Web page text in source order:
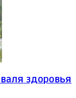
здоровья